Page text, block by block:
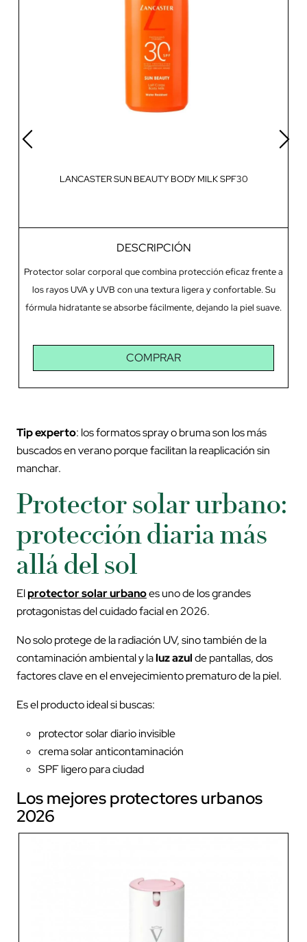
LANCASTER SUN BEAUTY BODY MILK SPF30
DESCRIPCIÓN
Protector solar corporal que combina protección eficaz frente a
los rayos UVA y UVB con una textura ligera y confortable. Su
fórmula hidratante se absorbe fácilmente, dejando la piel suave.
COMPRAR
Tip experto: los formatos spray o bruma son los más
buscados en verano porque facilitan la reaplicación sin
manchar.
Protector solar urbano:
protección diaria más
allá del sol
Elprotector solar urbanoes uno de los grandes
protagonistas del cuidado facial en 2026.
No solo protege de la radiación UV, sino también de la
contaminación ambiental y laluz azulde pantallas, dos
factores clave en el envejecimiento prematuro de la piel.
Es el producto ideal si buscas:
protector solar diario invisible
crema solar anticontaminación
SPF ligero para ciudad
Los mejores protectores urbanos
2026